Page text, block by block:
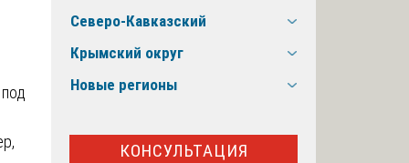
Северо-Кавказский
Крымский округ
Новые регионы
КОНСУЛЬТАЦИЯ